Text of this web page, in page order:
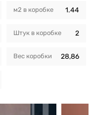
м2 в коробкe 1.44
Штук в коробкe 2
Вес коробки 28,86